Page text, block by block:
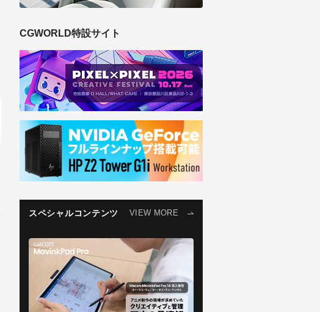
CGWORLD特設サイト
スペシャルコンテンツ VIEW MORE